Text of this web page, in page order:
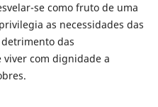
se como fruto de uma
as necessidades das
das
com dignidade a